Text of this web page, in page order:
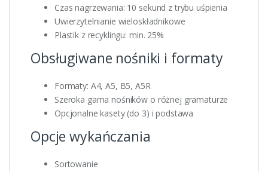
Czas nagrzewania: 10 sekund z trybu uśpienia
Uwierzytelnianie wieloskładnikowe
Plastik z recyklingu: min. 25%
Obsługiwane nośniki i formaty
Formaty: A4, A5, B5, A5R
Szeroka gama nośników o różnej gramaturze
Opcjonalne kasety (do 3) i podstawa
Opcje wykańczania
Sortowanie